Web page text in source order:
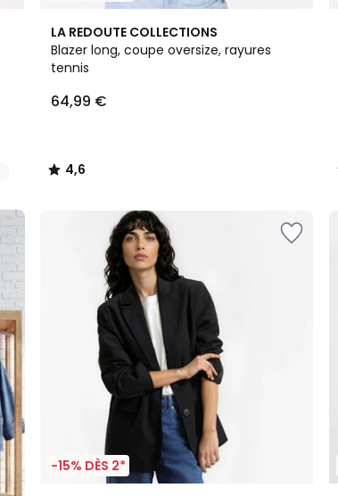
LA REDOUTE COLLECTIONS
Blazer long, coupe oversize, rayures
tennis
64,99 €
4,6
/ 5
4,6
/
-15% DÈS 2*